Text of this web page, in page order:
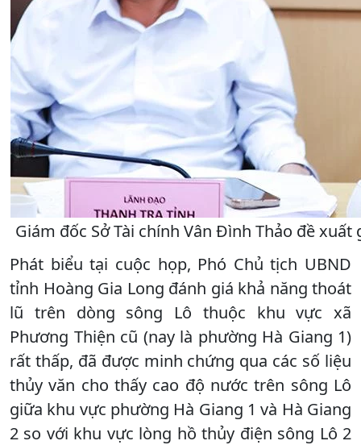
Giám đốc Sở Tài chính Vân Đình Thảo đề
Phát biểu tại cuộc họp, Phó Chủ tịch UBND
tỉnh Hoàng Gia Long đánh giá khả năng thoát
lũ trên dòng sông Lô thuộc khu vực xã
Phương Thiện cũ (nay là phường Hà Giang 1)
rất thấp, đã được minh chứng qua các số liệu
thủy văn cho thấy cao độ nước trên sông Lô
giữa khu vực phường Hà Giang 1 và Hà Giang
2 so với khu vực lòng hồ thủy điện sông Lô 2